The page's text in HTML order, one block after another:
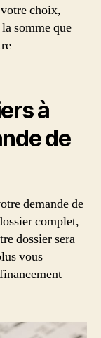
choix,
somme que
à
de
demande de
complet,
dossier sera
vous